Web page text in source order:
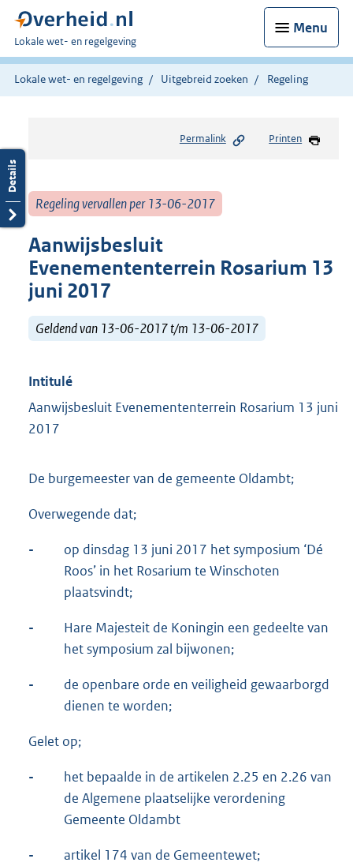
Menu
U
bent
hier:
Lokale wet- en regelgeving
Lokale wet- en regelgeving Uitgebreid zoeken Regeling
Permalink Printen
Regeling vervallen per 13-06-2017
Aanwijsbesluit
Evenemententerrein Rosarium 13
juni 2017
Geldend van 13-06-2017 t/m 13-06-2017
Intitulé
Aanwijsbesluit Evenemententerrein Rosarium 13 juni
2017
De burgemeester van de gemeente Oldambt;
Overwegende dat;
-
op dinsdag 13 juni 2017 het symposium ‘Dé
Roos’ in het Rosarium te Winschoten
plaatsvindt;
-
Hare Majesteit de Koningin een gedeelte van
het symposium zal bijwonen;
-
de openbare orde en veiligheid gewaarborgd
dienen te worden;
Gelet op;
-
het bepaalde in de artikelen 2.25 en 2.26 van
de Algemene plaatselijke verordening
Gemeente Oldambt
- artikel 174 van de Gemeentewet;